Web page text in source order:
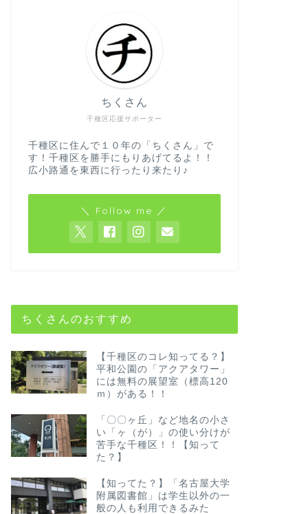
千種区応援サポーター
ちくさん
千種区に住んで１０年の「ちくさん」で
す！千種区を勝手にもりあげてるよ！！
広小路通を東西に行ったり来たり♪
＼ Follow me ／
ちくさんのおすすめ
【千種区のコレ知ってる？】
平和公園の「アクアタワー」
には無料の展望室（標高120
ｍ）がある！！
「〇〇ヶ丘」など地名の小さ
い「ヶ（が）」の使い分けが
苦手な千種区！！【知って
た？】
【知ってた？】「名古屋大学
附属図書館」は学生以外の一
般の人も利用できるみた